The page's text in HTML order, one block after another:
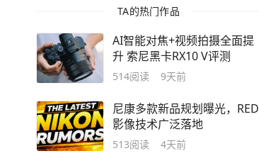
TA的热门作品
AI智能对焦+视频拍摄全面提
升 索尼黑卡RX10 V评测
514阅读 9天前
尼康多款新品规划曝光，RED
影像技术广泛落地
513阅读 4天前